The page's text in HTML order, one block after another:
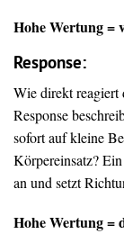
Hohe Wertung =
Response:
Wie direkt reagiert
Response
sofort auf kleine
Körpereinsatz?
an und setzt
Hohe Wertung =